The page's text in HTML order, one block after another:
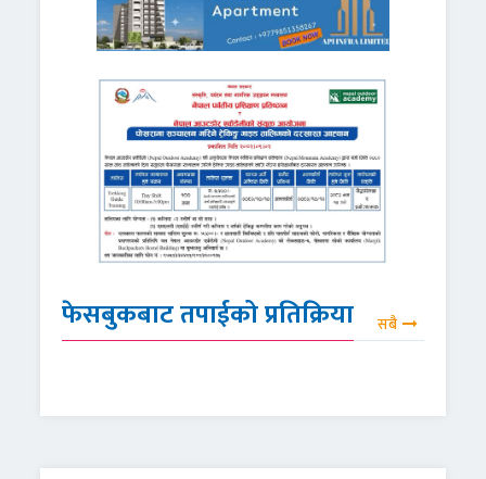
फेसबुकबाट तपाईको प्रतिक्रिया सबै